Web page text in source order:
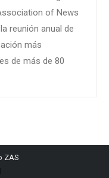
of News
reunión anual de
más
de más de 80
ZAS